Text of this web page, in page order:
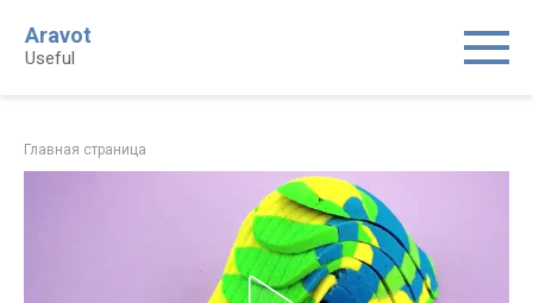
content
Aravot
Useful
Главная страница